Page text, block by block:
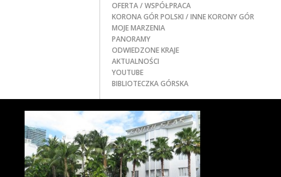
OFERTA / WSPÓŁPRACA
KORONA GÓR POLSKI / INNE KORONY GÓR
MOJE MARZENIA
PANORAMY
ODWIEDZONE KRAJE
AKTUALNOŚCI
YOUTUBE
BIBLIOTECZKA GÓRSKA